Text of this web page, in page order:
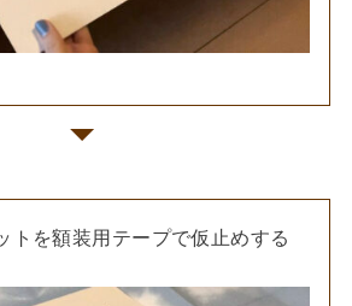
トを額装用テープで仮止めする